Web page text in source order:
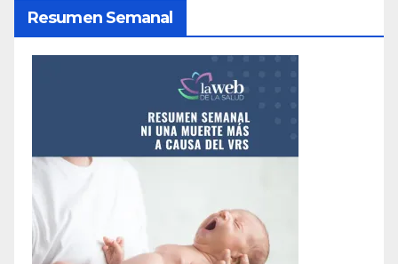
Resumen Semanal